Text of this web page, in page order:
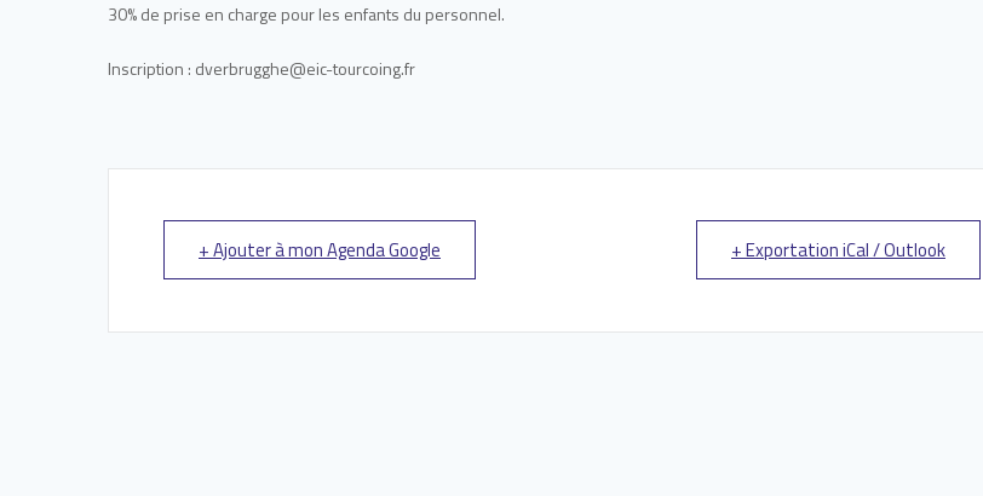
30% de prise en charge pour les enfants du personnel.
Inscription : dverbrugghe@eic-tourcoing.fr
+ Ajouter à mon Agenda Google + Exportation iCal / Outlook